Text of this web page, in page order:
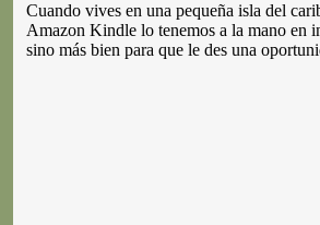
Cuando vives en una pequeña isla del
Amazon Kindle lo tenemos a la mano en
sino más bien para que le des una